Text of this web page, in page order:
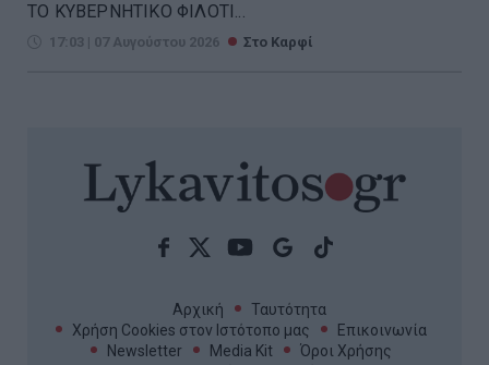
ΤΟ ΚΥΒΕΡΝΗΤΙΚΟ ΦΙΛΟΤΙ...
17:03 | 07 Αυγούστου 2026 Στο Καρφί
Αρχική
Ταυτότητα
Χρήση Cookies στον Ιστότοπο μας
Επικοινωνία
Newsletter
Media Kit
Όροι Χρήσης